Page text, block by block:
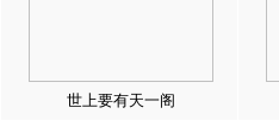
世上要有天一阁